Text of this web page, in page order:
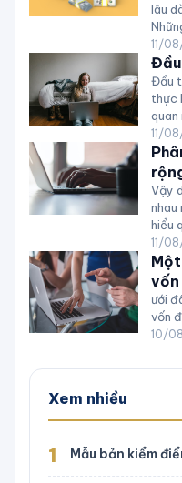
lâu
11/
Đầu
Đầu
thực
quan
11/
Vậy
nhau
hiểu
11/
vốn
ưới
vốn
10/
Xem nhiều
1 Mẫu bản kiểm